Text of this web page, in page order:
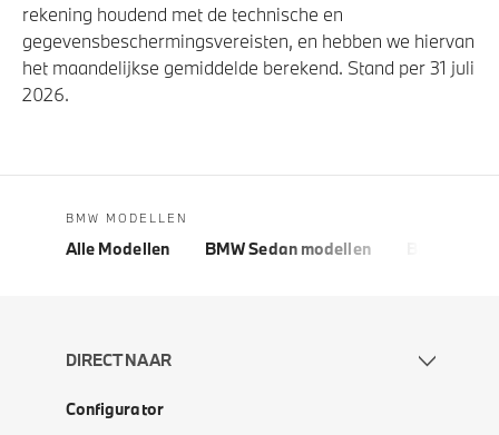
rekening houdend met de technische en
gegevensbeschermingsvereisten, en hebben we hiervan
het maandelijkse gemiddelde berekend. Stand per 31 juli
2026.
BMW MODELLEN
Alle Modellen BMW Sedan modellen
DIRECT NAAR
Configurator